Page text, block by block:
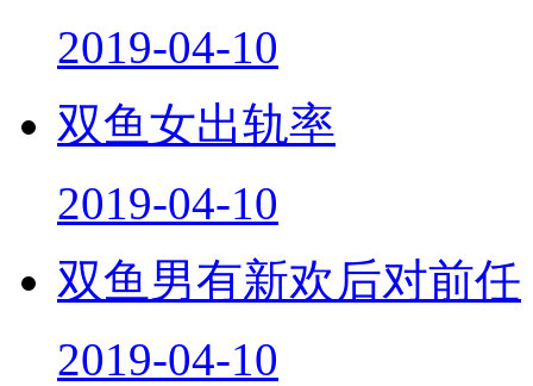
2019-04-10
双鱼女出轨率
2019-04-10
双鱼男有新欢后对前任
2019-04-10